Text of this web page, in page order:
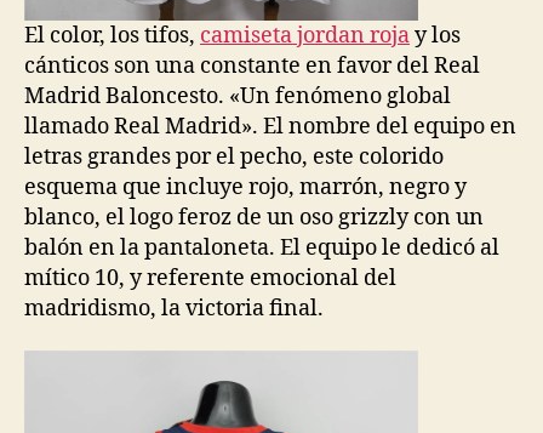
El color, los tifos, camiseta jordan rojay los
cánticos son una constante en favor del Real
Madrid Baloncesto. «Un fenómeno global
llamado Real Madrid». El nombre del equipo en
letras grandes por el pecho, este colorido
esquema que incluye rojo, marrón, negro y
blanco, el logo feroz de un oso grizzly con un
balón en la pantaloneta. El equipo le dedicó al
mítico 10, y referente emocional del
madridismo, la victoria final.